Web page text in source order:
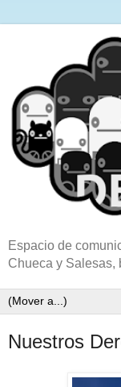
Espacio de
Chueca y Salesas,
Nuestros